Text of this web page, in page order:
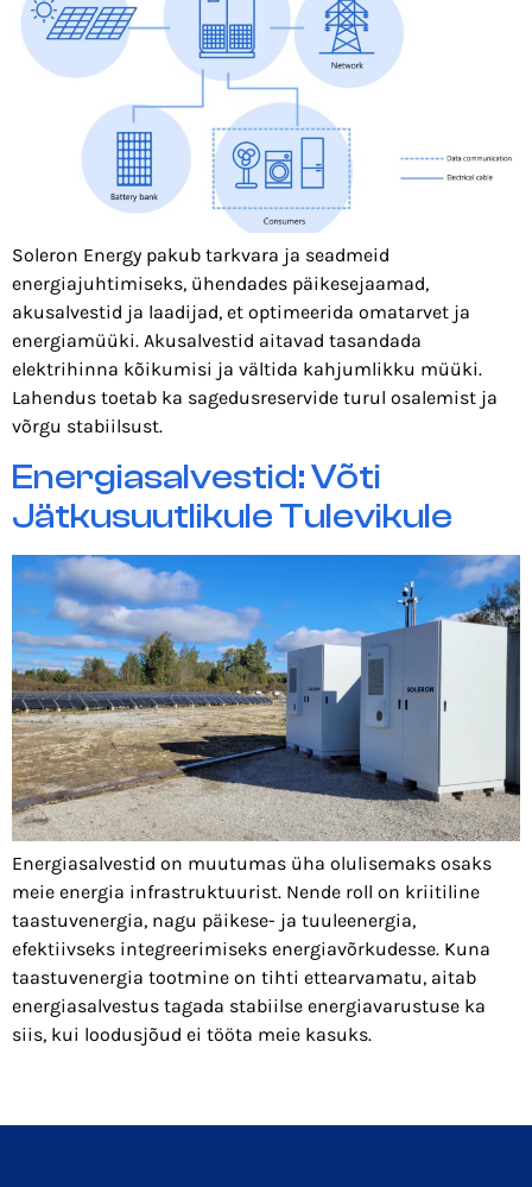
Soleron Energy pakub tarkvara ja seadmeid
energiajuhtimiseks, ühendades päikesejaamad,
akusalvestid ja laadijad, et optimeerida omatarvet ja
energiamüüki. Akusalvestid aitavad tasandada
elektrihinna kõikumisi ja vältida kahjumlikku müüki.
Lahendus toetab ka sagedusreservide turul osalemist ja
võrgu stabiilsust.
Energiasalvestid: Võti
Jätkusuutlikule Tulevikule
Energiasalvestid on muutumas üha olulisemaks osaks
meie energia infrastruktuurist. Nende roll on kriitiline
taastuvenergia, nagu päikese- ja tuuleenergia,
efektiivseks integreerimiseks energiavõrkudesse. Kuna
taastuvenergia tootmine on tihti ettearvamatu, aitab
energiasalvestus tagada stabiilse energiavarustuse ka
siis, kui loodusjõud ei tööta meie kasuks.